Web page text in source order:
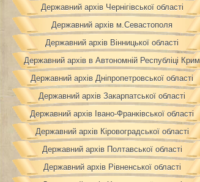
Державний архів Чернігівської області
Державний архів м.Севастополя
Державний архів Вінницької області
Державний архів в Автономній Республіці Крим
Державний архів Дніпропетровської області
Державний архів Закарпатської області
Державний архів Івано-Франківської області
Державний архів Кіровоградської області
Державний архів Полтавської області
Державний архів Рівненської області